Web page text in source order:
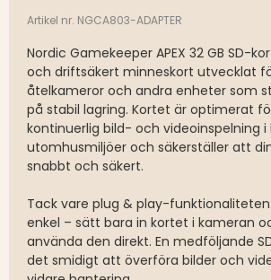
Artikel nr. NGCA803-ADAPTER
Nordic Gamekeeper APEX 32 GB SD-
och driftsäkert minneskort utvecklat
åtelkameror och andra enheter som
på stabil lagring. Kortet är optimerat
kontinuerlig bild- och videoinspelning i
utomhusmiljöer och säkerställer att
snabbt och säkert.
Tack vare plug & play-
enkel – sätt bara in kortet i kameran
använda den direkt. En medföljande
det smidigt att överföra bilder och